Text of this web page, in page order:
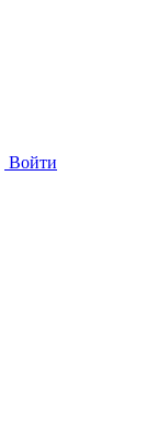
Войти